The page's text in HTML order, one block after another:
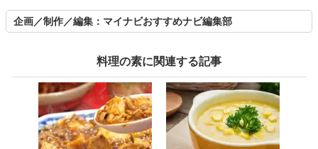
企画／制作／編集：マイナビおすすめナビ編集部
料理の素に関連する記事